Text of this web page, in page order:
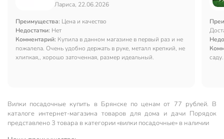
Лариса, 22.06.2026
Преимущества: Цена и качество
Недостатки: Нет
Комментарий: Купила в данном магазине в первый раз и не
пожалела. Очень удобно держать в руке, металл крепкий, не
хлипкая,, хорошо заточенная, размер идеальный.
саду.
Вилки посадочные купить в Брянске по ценам от 77 рублей. В
каталоге интернет-магазина товаров для дома и дачи Порядок
представлено 3 товара в категории «вилки посадочные» в наличии